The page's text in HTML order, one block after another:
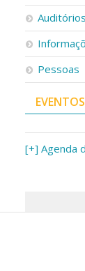
Pessoas
EVENTOS
[+] Agenda